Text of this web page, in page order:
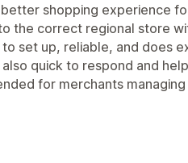
shopping experience
the correct regional store
to set up, reliable, and does
quick to respond and
for merchants